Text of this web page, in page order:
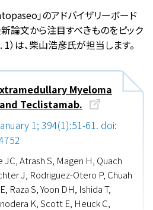
」のアドバイザリーボード
論文から注目すべきものをピック
）は、柴山浩彦氏が担当します。
Myeloma
Teclistamab.
1; 394(1):51-61. doi:
JC, Atrash S, Magen H, Quach
J, Rodriguez-Otero P, Chuah
Raza S, Yoon DH, Ishida T,
K, Scott E, Heuck C,